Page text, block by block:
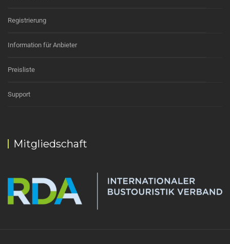
Registrierung
Information für Anbieter
Preisliste
Support
Mitgliedschaft